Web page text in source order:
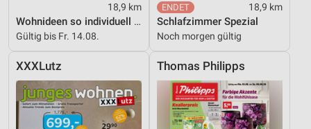
18,9 km
Wohnideen so individuell wie du!
Gültig bis Fr. 14.08.
18,9 km
Schlafzimmer Spezial
Noch morgen gültig
XXXLutz Thomas Philipps